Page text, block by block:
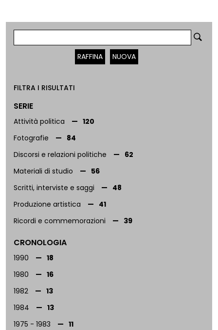
RAFFINA NUOVA
FILTRA I RISULTATI
SERIE
Attività politica
120
Fotografie
84
Discorsi e relazioni politiche
62
Materiali di studio
56
Scritti, interviste e saggi
48
Produzione artistica
41
Ricordi e commemorazioni
39
Audiovisivi
Su Togliatti e il '44
Personale
Corrispondenza
CRONOLOGIA
1990
18
1980
16
1982
13
1984
13
1975 - 1983
11